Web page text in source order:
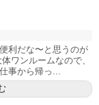
利だな〜と思うのが
ワンルームなので、
事から帰っ...